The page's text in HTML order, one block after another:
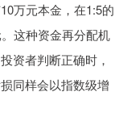
万元本金，在1:5的
这种资金再分配机
资者判断正确时，
同样会以指数级增